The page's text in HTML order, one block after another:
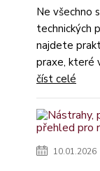
Ne všechno
technických
najdete
praxe, které
číst celé
10.01.2026